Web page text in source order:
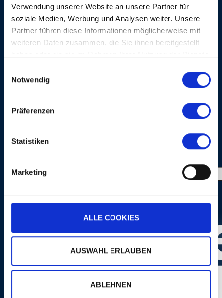
Verwendung unserer Website an unsere Partner für
soziale Medien, Werbung und Analysen weiter. Unsere
Partner führen diese Informationen möglicherweise mit
weiteren Daten zusammen, die Sie ihnen bereitgestellt
Notwendig
Präferenzen
Statistiken
Marketing
ALLE COOKIES
AUSWAHL ERLAUBEN
ABLEHNEN
CRÉDITS
TIME TO PLAY